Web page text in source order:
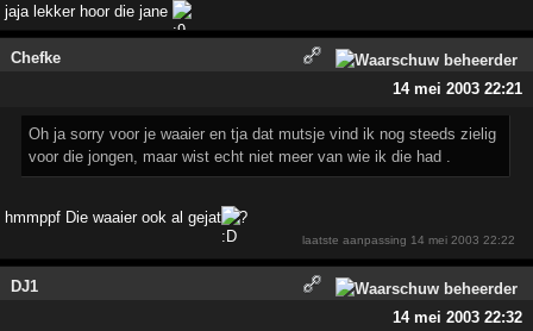
jaja lekker hoor die jane
Chefke
14 mei 2003 22:21
Oh ja sorry voor je waaier en tja dat mutsje vind ik nog steeds zielig
voor die jongen, maar wist echt niet meer van wie ik die had .
hmmppf Die waaier ook al gejat ?
laatste aanpassing 14 mei 2003 22:22
DJ1
14 mei 2003 22:32